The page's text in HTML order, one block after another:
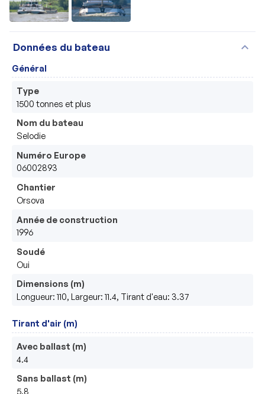
Données du bateau expand_more
Général
Type
1500 tonnes et plus
Nom du bateau
Selodie
Numéro Europe
06002893
Chantier
Orsova
Année de construction
1996
Soudé
Oui
Dimensions (m)
Longueur: 110, Largeur: 11.4, Tirant d'eau: 3.37
Tirant d'air (m)
Avec ballast (m)
4.4
Sans ballast (m)
5.8